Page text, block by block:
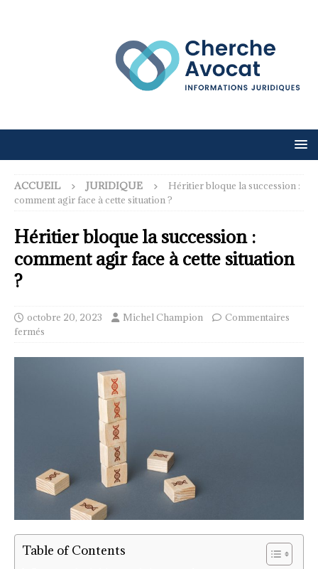
ACCUEIL JURIDIQUE
Héritier bloque la succession :
comment agir face à cette situation ?
Héritier bloque la succession :
comment agir face à cette situation
?
octobre 20, 2023 Michel Champion
Commentaires
fermés
Table of Contents